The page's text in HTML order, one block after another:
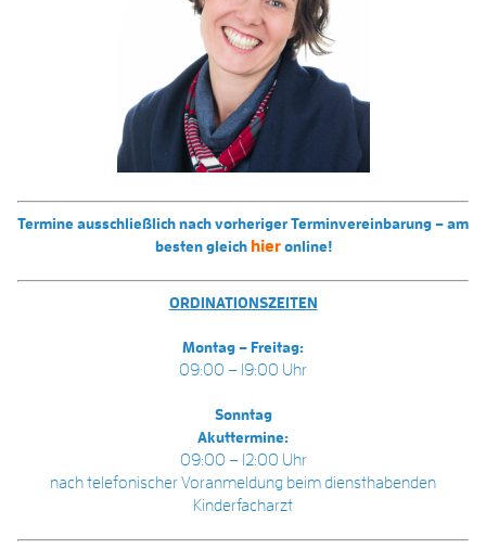
Termine ausschließlich nach vorheriger Terminvereinbarung – am
besten gleich hieronline!
ORDINATIONSZEITEN
Montag – Freitag:
09:00 – 19:00 Uhr
Sonntag
Akuttermine:
09:00 – 12:00 Uhr
nach telefonischer Voranmeldung beim diensthabenden
Kinderfacharzt